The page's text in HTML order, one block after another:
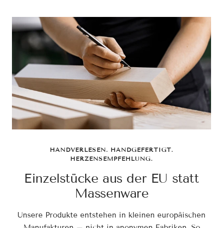
HANDVERLESEN. HANDGEFERTIGT.
HERZENSEMPFEHLUNG.
Einzelstücke aus der EU statt
Massenware
Unsere Produkte entstehen in kleinen europäischen